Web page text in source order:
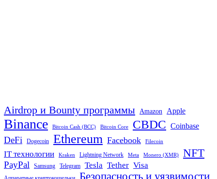
Airdrop и Bounty программы Amazon Apple
Binance Bitcoin Cash (BCC) Bitcoin Core CBDC Coinbase
DeFi Dogecoin Ethereum Facebook Filecoin
IT технологии Kraken Lightning Network Meta Monero (XMR) NFT
PayPal Samsung Telegram Tesla Tether Visa
Безопасность и уязвимости